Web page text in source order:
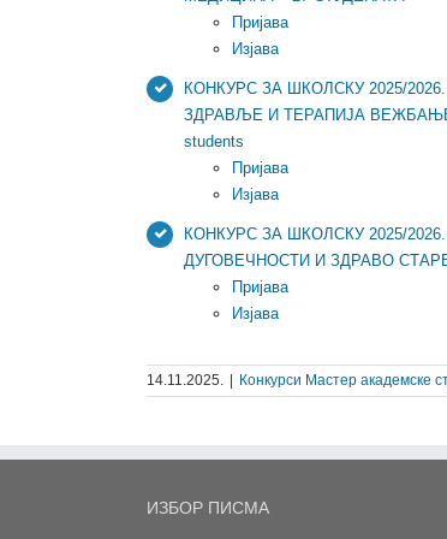
Пријава
Изјава
КОНКУРС ЗА ШКОЛСКУ 2025/
ЗДРАВЉЕ И ТЕРАПИЈА ВЕЖБАЊЕМ –
students
Пријава
Изјава
КОНКУРС ЗА ШКОЛСКУ 2025/
ДУГОВЕЧНОСТИ И ЗДРАВО
Пријава
Изјава
14.11.2025. Конкурси Мастер академске
ИЗБОР ПИСМА